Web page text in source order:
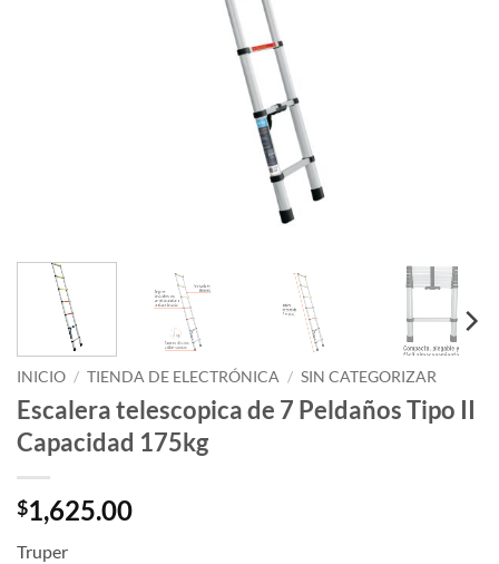
INICIO / TIENDA DE ELECTRÓNICA / SIN CATEGORIZAR
Escalera telescopica de 7 Peldaños Tipo II
Capacidad 175kg
$1,625.00
Truper